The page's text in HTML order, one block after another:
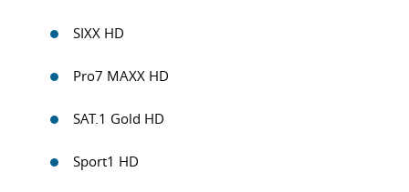
SIXX HD
Pro7 MAXX HD
SAT.1 Gold HD
Sport1 HD